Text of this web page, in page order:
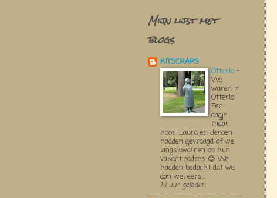
Mijn lijst met
blogs
KITSCRAPS
Otterlo -
We
waren in
Otterlo.
Een
dagje
maar
hoor. Laura en Jeroen
hadden gevraagd of we
langskwamen op hun
vakantieadres 😊 We
hadden bedacht dat we
dan wel eers...
14 uur geleden